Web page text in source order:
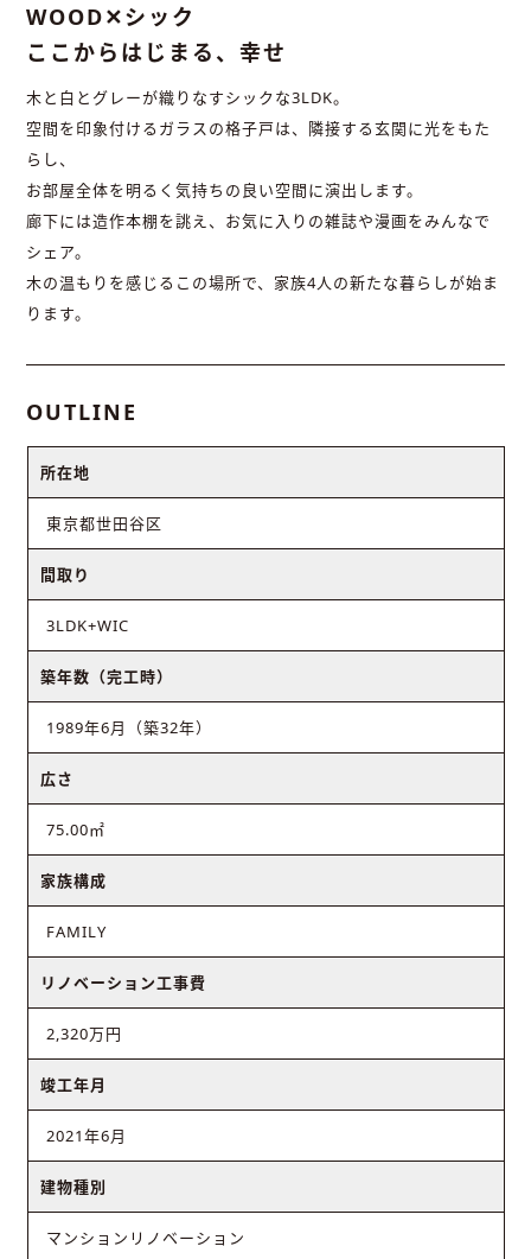
WOOD✕シック
ここからはじまる、幸せ
木と白とグレーが織りなすシックな3LDK。
空間を印象付けるガラスの格子戸は、隣接する玄関に光をもた
らし、
お部屋全体を明るく気持ちの良い空間に演出します。
廊下には造作本棚を誂え、お気に入りの雑誌や漫画をみんなで
シェア。
木の温もりを感じるこの場所で、家族4人の新たな暮らしが始ま
ります。
OUTLINE
所在地
東京都世田谷区
間取り
3LDK+WIC
築年数（完工時）
1989年6月（築32年）
広さ
75.00㎡
家族構成
FAMILY
リノベーション工事費
2,320万円
竣工年月
2021年6月
建物種別
マンションリノベーション